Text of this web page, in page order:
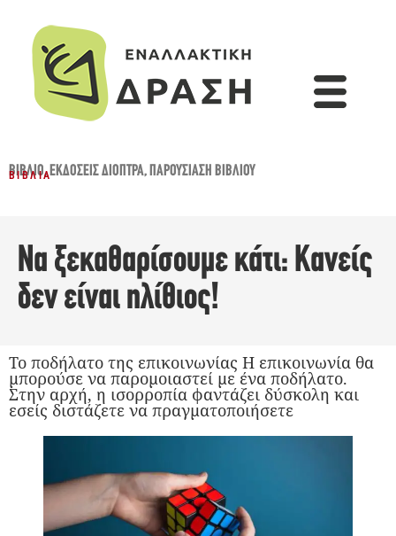
ΒΙΒΛΊΟ,ΕΚΔΌΣΕΙΣ ΔΙΌΠΤΡΑ,ΠΑΡΟΥΣΊΑΣΗ ΒΙΒΛΊΟΥ
ΒΙΒΛΊΑ
Να ξεκαθαρίσουμε κάτι: Κανείς
δεν είναι ηλίθιος!
Το ποδήλατο της επικοινωνίας Η επικοινωνία θα
μπορούσε να παρομοιαστεί με ένα ποδήλατο.
Στην αρχή, η ισορροπία φαντάζει δύσκολη και
εσείς διστάζετε να πραγματοποιήσετε